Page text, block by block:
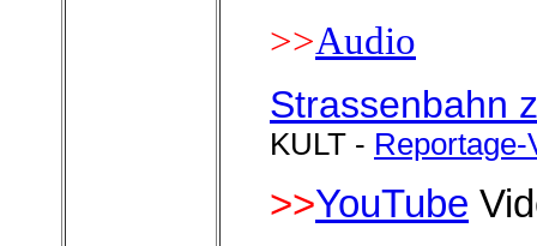
>>Audio
Strassenbahn
KULT - Reportage-
>>YouTube